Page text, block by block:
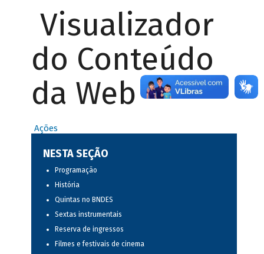
Visualizador
do Conteúdo
da Web
Ações
NESTA SEÇÃO
Programação
História
Quintas no BNDES
Sextas instrumentais
Reserva de ingressos
Filmes e festivais de cinema